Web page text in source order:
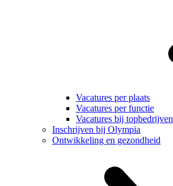
Vacatures per plaats
Vacatures per functie
Vacatures bij topbedrijven
Inschrijven bij Olympia
Ontwikkeling en gezondheid